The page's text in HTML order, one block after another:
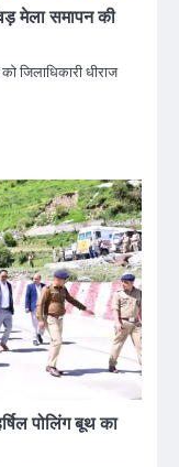
मेला समापन की
जिलाधिकारी धीराज
पोलिंग बूथ का